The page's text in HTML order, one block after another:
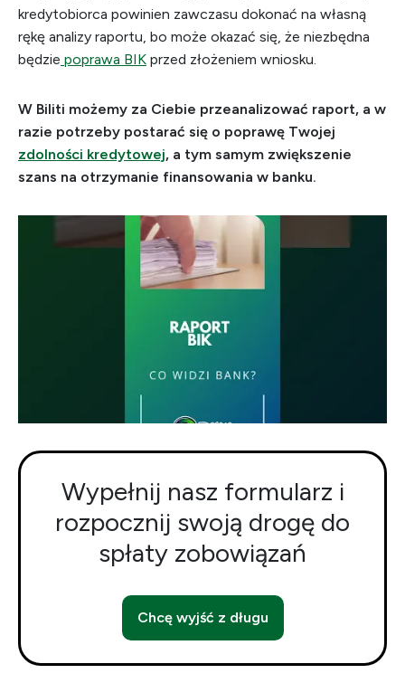
kredytobiorca powinien zawczasu dokonać na własną
rękę analizy raportu, bo może okazać się, że niezbędna
będzie poprawa BIK przed złożeniem wniosku.
W Biliti możemy za Ciebie przeanalizować raport, a w
razie potrzeby postarać się o poprawę Twojej
zdolności kredytowej, a tym samym zwiększenie
szans na otrzymanie finansowania w banku.
Wypełnij nasz formularz i
rozpocznij swoją drogę do
spłaty zobowiązań
Chcę wyjść z długu